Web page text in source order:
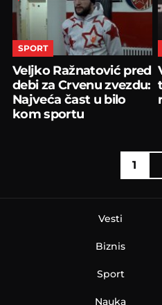
SPORT
Veljko Ražnatović pred
debi za Crvenu zvezdu:
Najveća čast u bilo
kom sportu
1
Vesti
Biznis
Sport
Nauka